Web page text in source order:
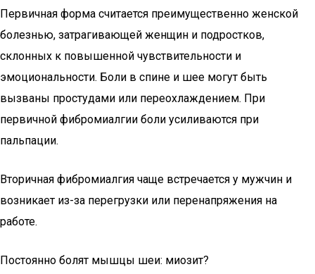
Первичная форма считается преимущественно женской
болезнью, затрагивающей женщин и подростков,
склонных к повышенной чувствительности и
эмоциональности. Боли в спине и шее могут быть
вызваны простудами или переохлаждением. При
первичной фибромиалгии боли усиливаются при
пальпации.
Вторичная фибромиалгия чаще встречается у мужчин и
возникает из-за перегрузки или перенапряжения на
работе.
Постоянно болят мышцы шеи: миозит?